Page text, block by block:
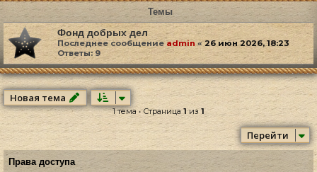
Темы
Фонд добрых дел
Последнее сообщениеadmin «26 июн 2026, 18:23
Ответы:9
Новая тема
1 тема • Страница 1из 1
Перейти
Права доступа